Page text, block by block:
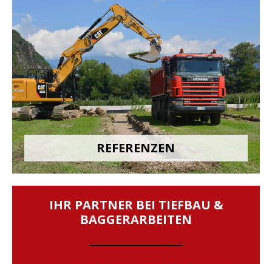
REFERENZEN
IHR PARTNER BEI TIEFBAU &
BAGGERARBEITEN